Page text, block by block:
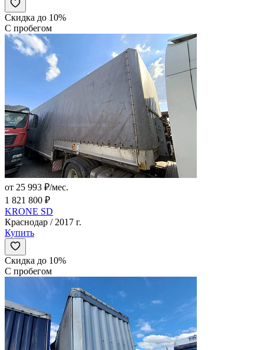
Скидка до 10%
С пробегом
от 25 993 ₽/мес.
1 821 800 ₽
KRONE SD
Краснодар / 2017 г.
Купить
Скидка до 10%
С пробегом